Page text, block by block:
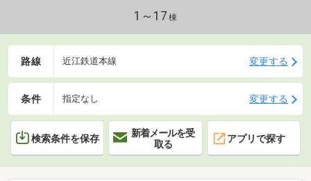
分以内、平坦地、エレベーター、宅配ボックス、納
戸、食器洗乾燥機、周辺交通量少なめ、整備された歩
1～17 棟
路線 近江鉄道本線 変更する
条件 指定なし 変更する
検索条件を保存
新着メールを受
取る
アプリで探す